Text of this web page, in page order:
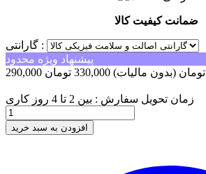
ضمانت کیفیت کالا
گارانتی :
پیشنهاد ویژه محدود
290,000 تومان (بدون مالیات) 330,000 تومان
زمان تحویل سفارش : بین 2 تا 4 روز کاری
افزودن به سبد خرید